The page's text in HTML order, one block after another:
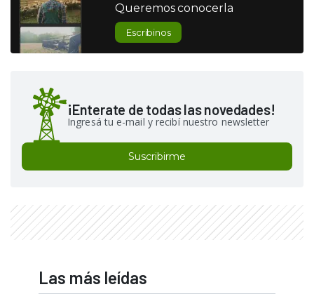
Queremos conocerla
Escribinos
¡Enterate de todas las novedades!
Ingresá tu e-mail y recibí nuestro newsletter
Suscribirme
Las más leídas